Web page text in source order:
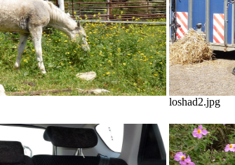
loshad2.jpg